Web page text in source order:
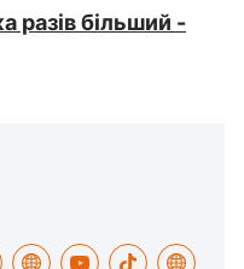
разів більший -